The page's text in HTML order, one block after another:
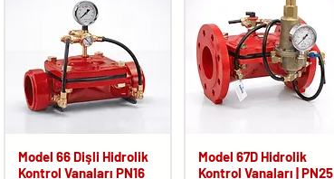
Model 66 Dişli Hidrolik
Kontrol Vanaları PN16
Model 67D Hidrolik
Kontrol Vanaları | PN25